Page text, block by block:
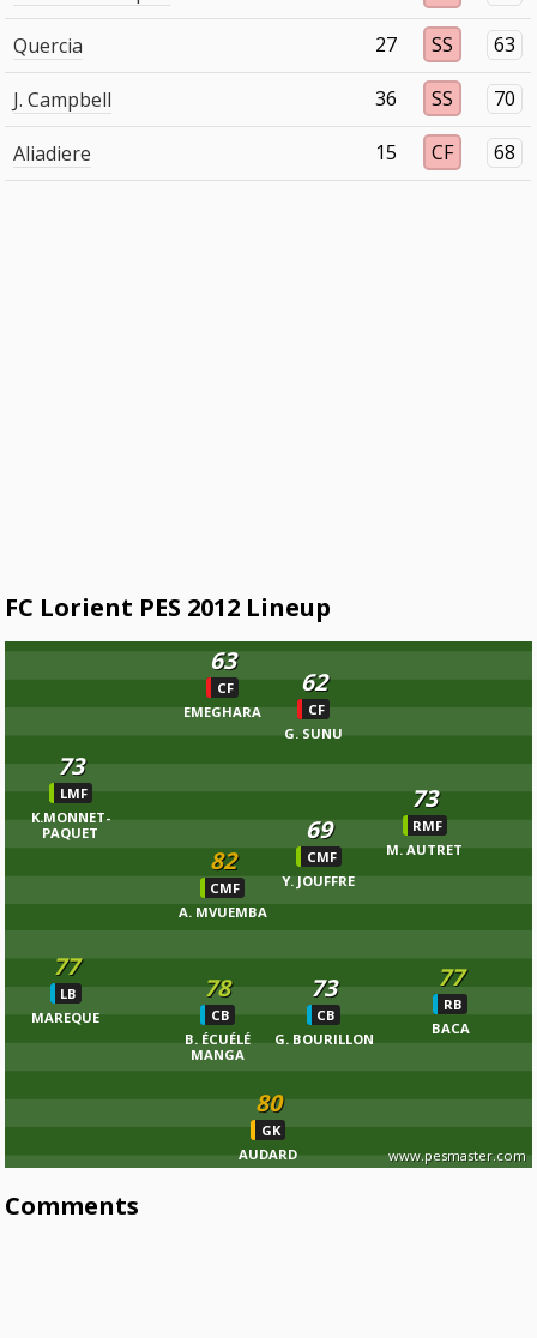
Quercia 27 SS 63
J. Campbell 36 SS 70
Aliadiere 15 CF 68
FC Lorient PES 2012 Lineup
80
GK
AUDARD
73
CB
G. BOURILLON
78
CB
B. ÉCUÉLÉ
MANGA
77
RB
BACA
77
LB
MAREQUE
69
CMF
Y. JOUFFRE
82
CMF
A. MVUEMBA
73
RMF
M. AUTRET
73
LMF
K.MONNET-
PAQUET
62
CF
G. SUNU
63
CF
EMEGHARA
www.pesmaster.com
Comments